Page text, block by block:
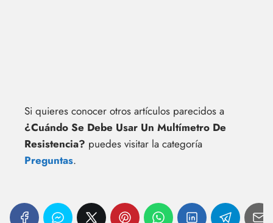
Si quieres conocer otros artículos parecidos a
¿Cuándo Se Debe Usar Un Multímetro De
Resistencia? puedes visitar la categoría
Preguntas.